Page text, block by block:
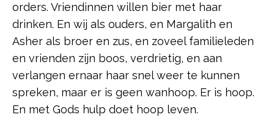
orders. Vriendinnen willen bier met haar
drinken. En wij als ouders, en Margalith en
Asher als broer en zus, en zoveel familieleden
en vrienden zijn boos, verdrietig, en aan
verlangen ernaar haar snel weer te kunnen
spreken, maar er is geen wanhoop. Er is hoop.
En met Gods hulp doet hoop leven.